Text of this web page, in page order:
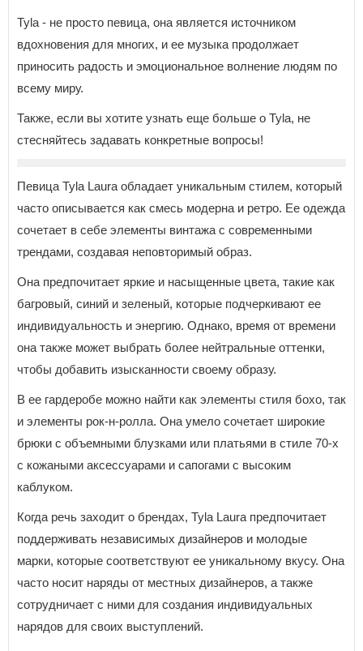
Tyla - не просто певица, она является источником
вдохновения для многих, и ее музыка продолжает
приносить радость и эмоциональное волнение людям по
всему миру.
Также, если вы хотите узнать еще больше о Tyla, не
стесняйтесь задавать конкретные вопросы!
Певица Tyla Laura обладает уникальным стилем, который
часто описывается как смесь модерна и ретро. Ее одежда
сочетает в себе элементы винтажа с современными
трендами, создавая неповторимый образ.
Она предпочитает яркие и насыщенные цвета, такие как
багровый, синий и зеленый, которые подчеркивают ее
индивидуальность и энергию. Однако, время от времени
она также может выбрать более нейтральные оттенки,
чтобы добавить изысканности своему образу.
В ее гардеробе можно найти как элементы стиля бохо, так
и элементы рок-н-ролла. Она умело сочетает широкие
брюки с объемными блузками или платьями в стиле 70-х
с кожаными аксессуарами и сапогами с высоким
каблуком.
Когда речь заходит о брендах, Tyla Laura предпочитает
поддерживать независимых дизайнеров и молодые
марки, которые соответствуют ее уникальному вкусу. Она
часто носит наряды от местных дизайнеров, а также
сотрудничает с ними для создания индивидуальных
нарядов для своих выступлений.